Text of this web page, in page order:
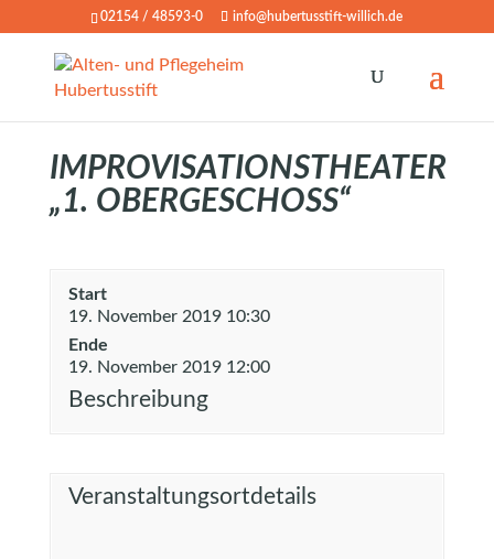
02154 / 48593-0 info@hubertusstift-willich.de
IMPROVISATIONSTHEATER
„1. OBERGESCHOSS“
Start
19. November 2019 10:30
Ende
19. November 2019 12:00
Beschreibung
Veranstaltungsortdetails